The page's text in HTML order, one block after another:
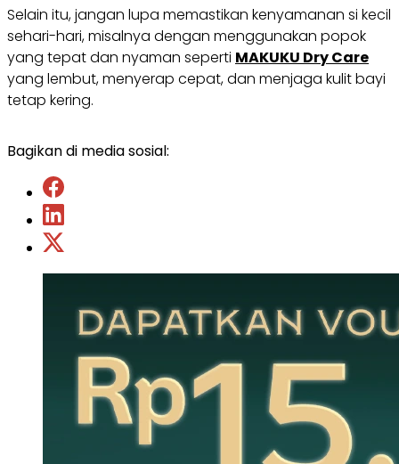
Selain itu, jangan lupa memastikan kenyamanan si kecil
sehari-hari, misalnya dengan menggunakan popok
yang tepat dan nyaman seperti MAKUKU Dry Care
yang lembut, menyerap cepat, dan menjaga kulit bayi
tetap kering.
Bagikan di media sosial: